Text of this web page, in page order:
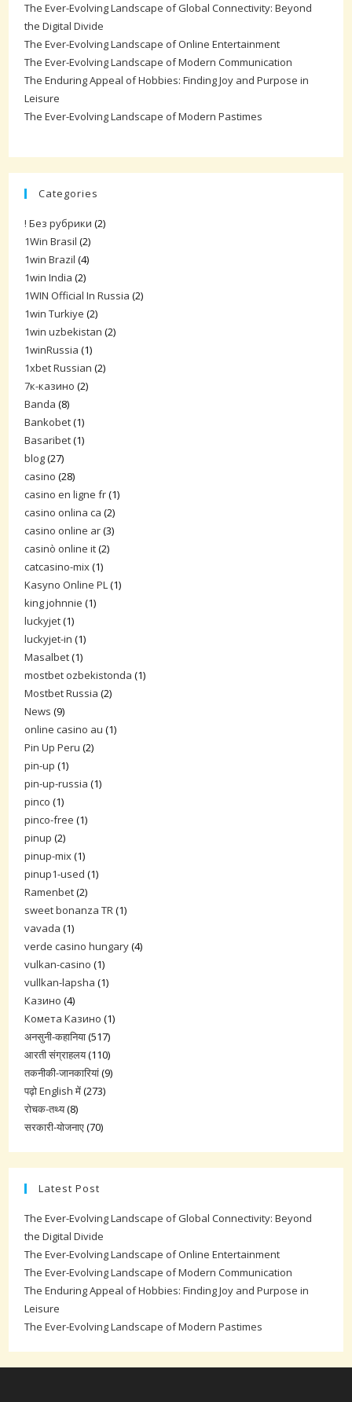
The Ever-Evolving Landscape of Global Connectivity: Beyond
the Digital Divide
The Ever-Evolving Landscape of Online Entertainment
The Ever-Evolving Landscape of Modern Communication
The Enduring Appeal of Hobbies: Finding Joy and Purpose in
Leisure
The Ever-Evolving Landscape of Modern Pastimes
Categories
! Без рубрики (2)
1Win Brasil (2)
1win Brazil (4)
1win India (2)
1WIN Official In Russia (2)
1win Turkiye (2)
1win uzbekistan (2)
1winRussia (1)
1xbet Russian (2)
7к-казино (2)
Banda (8)
Bankobet(1)
Basaribet(1)
blog(27)
casino (28)
casino en ligne fr(1)
casino onlina ca (2)
casino online ar(3)
casinò online it(2)
catcasino-mix(1)
Kasyno Online PL(1)
king johnnie (1)
luckyjet(1)
luckyjet-in (1)
Masalbet(1)
mostbet ozbekistonda (1)
Mostbet Russia (2)
News (9)
online casino au (1)
Pin Up Peru (2)
pin-up (1)
pin-up-russia (1)
pinco (1)
pinco-free (1)
pinup (2)
pinup-mix(1)
pinup1-used (1)
Ramenbet(2)
sweet bonanza TR(1)
vavada (1)
verde casino hungary(4)
vulkan-casino (1)
vullkan-lapsha (1)
Казино (4)
Комета Казино (1)
अनसुनी-कहानिया(517)
आरती संग्राहलय(110)
तकनीकी-जानकारियां(9)
पढ़ो English में(273)
रोचक-तथ्य(8)
सरकारी-योजनाए(70)
Latest Post
The Ever-Evolving Landscape of Global Connectivity: Beyond
the Digital Divide
The Ever-Evolving Landscape of Online Entertainment
The Ever-Evolving Landscape of Modern Communication
The Enduring Appeal of Hobbies: Finding Joy and Purpose in
Leisure
The Ever-Evolving Landscape of Modern Pastimes